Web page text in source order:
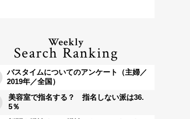
Weekly
Search Ranking
バスタイムについてのアンケート（主婦／
2019年／全国）
美容室で指名する？ 指名しない派は36.
5％